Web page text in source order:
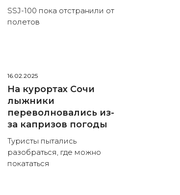
SSJ-100 пока отстранили от
полетов
16.02.2025
На курортах Сочи
лыжники
переволновались из-
за капризов погоды
Туристы пытались
разобраться, где можно
покататься